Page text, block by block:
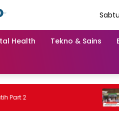
Health Tekno & Sains
2
04